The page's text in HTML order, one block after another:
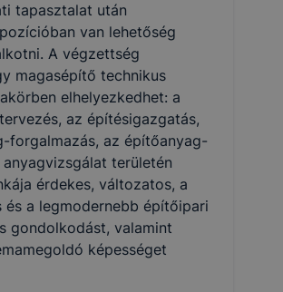
tapasztalat után
van lehetőség
A végzettség
magasépítő technikus
elhelyezkedhet: a
az építésigazgatás,
forgalmazás, az építőanyag-
területén
érdekes, változatos, a
és a legmodernebb építőipari
gondolkodást, valamint
képességet